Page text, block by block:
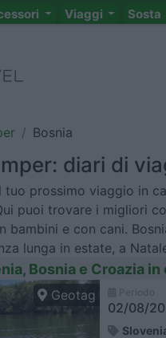
Viaggi Sosta
Bosnia
diari di
prossimo viaggio in
puoi trovare i migliori
bambini e con cani.
lunga in estate, a
Bosnia e Croazia in
Geotag
02/08/